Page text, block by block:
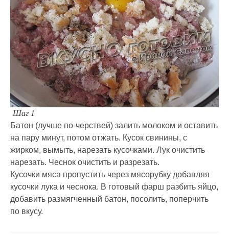
Шаг 1
Батон (лучше по-черствей) залить молоком и оставить
на пару минут, потом отжать. Кусок свинины, с
жирком, вымыть, нарезать кусочками. Лук очистить
нарезать. Чеснок очистить и разрезать.
Кусочки мяса пропустить через мясорубку добавляя
кусочки лука и чеснока. В готовый фарш разбить яйцо,
добавить размягченный батон, посолить, поперчить
по вкусу.